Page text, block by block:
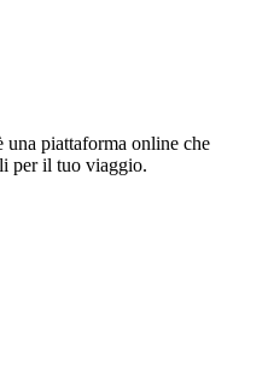
una piattaforma online che
per il tuo viaggio.